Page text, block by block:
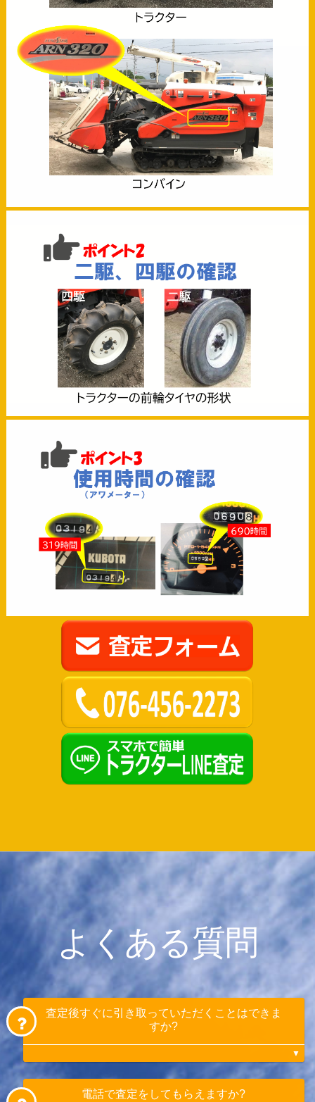
よくある質問
査定後すぐに引き取っていただくことはできま
すか?
はい。お問い合わせから即日引き取りも可能
電話で査定をしてもらえますか?